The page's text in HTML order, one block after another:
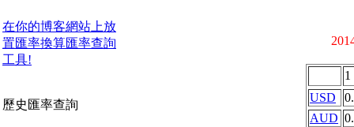
在你的博客網站上放
置匯率換算匯率查詢
工具!
歷史匯率查詢
1
USD
AUD